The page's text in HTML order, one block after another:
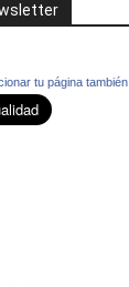
tu página también